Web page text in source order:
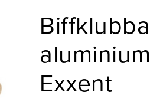
Biffklubba
Exxent